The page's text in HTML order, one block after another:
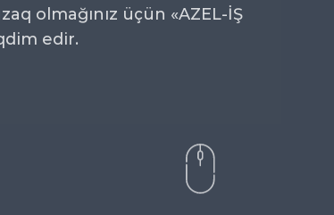
olmağınız üçün «AZEL-İŞ
edir.